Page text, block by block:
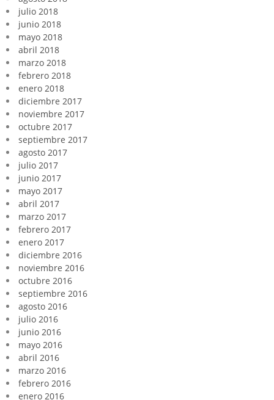
julio 2018
junio 2018
mayo 2018
abril 2018
marzo 2018
febrero 2018
enero 2018
diciembre 2017
noviembre 2017
octubre 2017
septiembre 2017
agosto 2017
julio 2017
junio 2017
mayo 2017
abril 2017
marzo 2017
febrero 2017
enero 2017
diciembre 2016
noviembre 2016
octubre 2016
septiembre 2016
agosto 2016
julio 2016
junio 2016
mayo 2016
abril 2016
marzo 2016
febrero 2016
enero 2016